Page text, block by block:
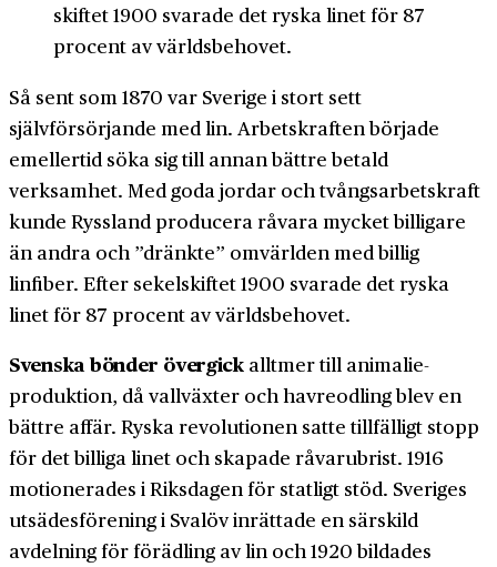
skiftet 1900 svarade det ryska linet för 87
procent av världs­behovet.
Så sent som 1870 var Sverige i stort sett
självförsörjande med lin. Arbetskraften började
emellertid söka sig till annan bättre betald
verksamhet. Med goda jordar och tvångs­arbetskraft
kunde Ryssland producera råvara mycket billigare
än andra och ”dränkte” omvärlden med billig
linfiber. Efter sekel­skiftet 1900 svarade det ryska
linet för 87 procent av världs­behovet.
Svenska bönder övergickalltmer till animalie­
produktion, då vallväxter och havre­odling blev en
bättre affär. Ryska revolutionen satte tillfälligt stopp
för det billiga linet och skapade råvarubrist. 1916
motionerades i Riksdagen för statligt stöd. Sveriges
utsädes­förening i Svalöv inrättade en särskild
avdelning för förädling av lin och 1920 bildades